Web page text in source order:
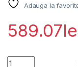
Adauga la
589.07
Camera de